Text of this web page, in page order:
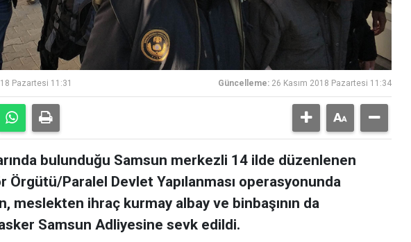
Pazartesi 11:31 Güncelleme: 26 Kasım 2018 Pazartesi 11:34
bulunduğu Samsun merkezli 14 ilde düzenlenen
Örgütü/Paralel Devlet Yapılanması operasyonunda
meslekten ihraç kurmay albay ve binbaşının da
Samsun Adliyesine sevk edildi.